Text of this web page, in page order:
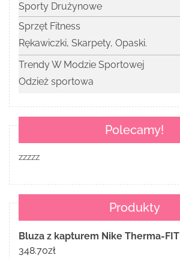
Sporty Drużynowe
Sprzęt Fitness
Rękawiczki, Skarpety, Opaski.
Trendy W Modzie Sportowej
Odzież sportowa
Polecamy!
zzzzz
Produkty
Bluza z kapturem Nike Therma-FIT
348.70zł